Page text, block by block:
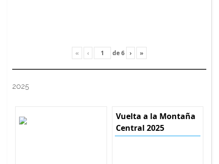
« ‹ de6 › »
2025
Vuelta a la Montaña
Central 2025